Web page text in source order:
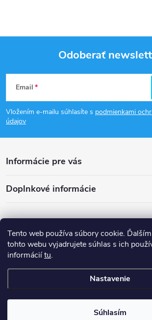
Tento web používa súbory cookie.
tohto webu vyjadrujete súhlas s ich
informáciítu.
Nastavenie
Súhlasím
Z
á
p
ä
e
Odoberať
Email
Vložením e-mailu súhlasíte s podmienkami
údajov
Informácie pre vás
Doplnkové informácie
Copyright 2026smsystem.sk. Všetky